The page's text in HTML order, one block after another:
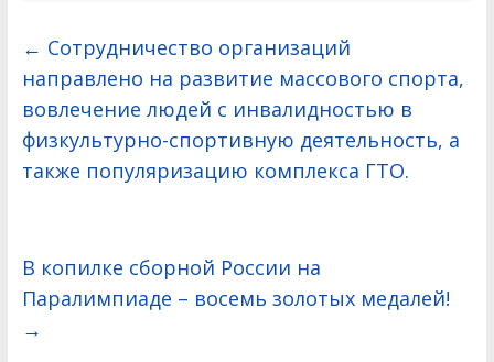
← Сотрудничество организаций
направлено на развитие массового спорта,
вовлечение людей с инвалидностью в
физкультурно-спортивную деятельность, а
также популяризацию комплекса ГТО.
В копилке сборной России на
Паралимпиаде – восемь золотых медалей!
→